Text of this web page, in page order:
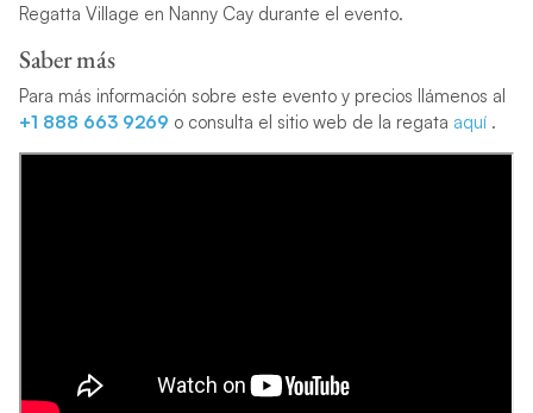
Regatta Village en Nanny Cay durante el evento.
Saber más
Para más información sobre este evento y precios llámenos al
+1 888 663 9269 o consulta el sitio web de la regata aquí.